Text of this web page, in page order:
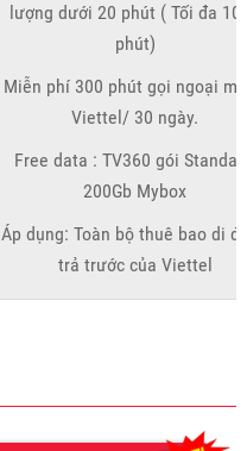
lượng dưới 20 phút ( Tối đa
phút)
Miễn phí 300 phút gọi ngoại
Viettel/ 30 ngày.
Free data : TV360 gói
200Gb Mybox
Áp dụng: Toàn bộ thuê bao di
trả trước của Viettel